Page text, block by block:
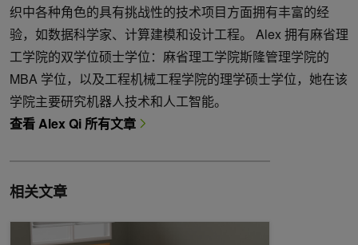
织中各种角色的具有挑战性的技术项目方面拥有丰富的经
验，如数据科学家、计算建模和设计工程。 Alex 拥有麻省理
工学院的双学位硕士学位：麻省理工学院斯隆管理学院的
MBA 学位，以及工程机械工程学院的理学硕士学位，她在该
学院主要研究机器人技术和人工智能。
查看 Alex Qi 所有文章
相关文章
缩短联络中心智能虚拟助理的开发时间